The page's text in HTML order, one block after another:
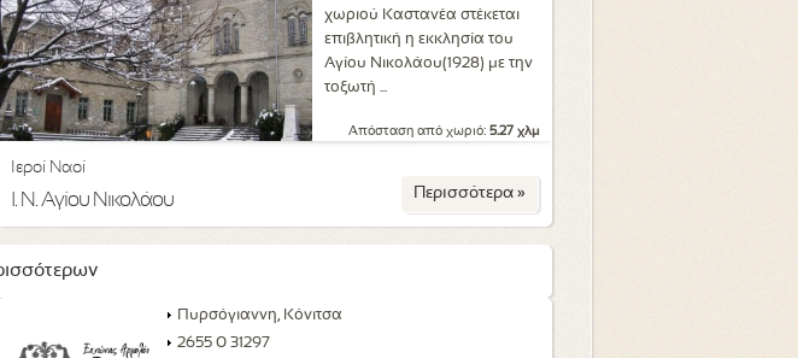
χωριού Καστανέα στέκεται
επιβλητική η εκκλησία του
Αγίου Νικολάου(1928) με την
τοξωτή ...
Απόσταση από χωριό: 5.27 χλμ
Ιεροί Ναοί
Ι. Ν. Αγίου Νικολάου Περισσότερα »
Πυρσόγιαννη, Κόνιτσα
2655 0 31297